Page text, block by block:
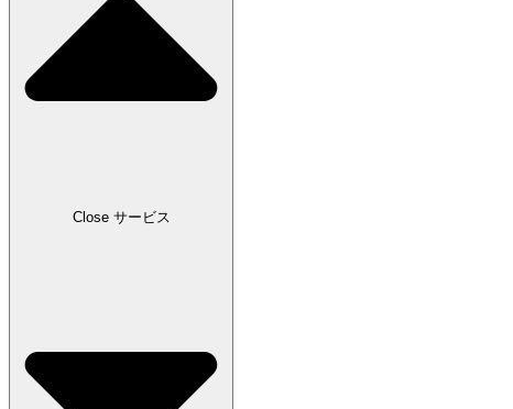
DevOps
IoT
広告・メディア
ヘルスケア
電気・ガス・水道
Close サービス